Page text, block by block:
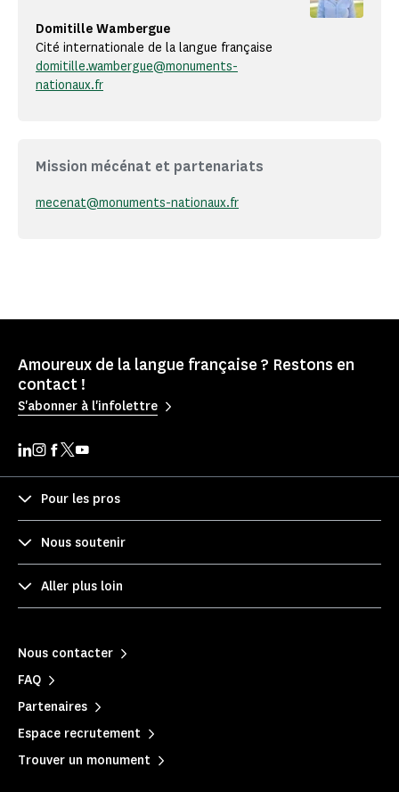
Domitille Wambergue
Cité internationale de la langue française
domitille.wambergue@monuments-
nationaux.fr
Mission mécénat et partenariats
mecenat@monuments-nationaux.fr
Amoureux de la langue française ? Restons en
contact !
S'abonner à l'infolettre
Pour les pros
Nous soutenir
Aller plus loin
Nous contacter
FAQ
Partenaires
Espace recrutement
Trouver un monument